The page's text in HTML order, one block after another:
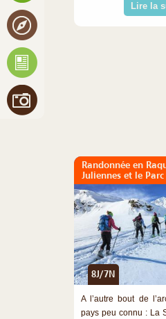
Lire la
Randonnée en
Juliennes et le
8J/7N
A l’autre bout de
pays peu connu : La